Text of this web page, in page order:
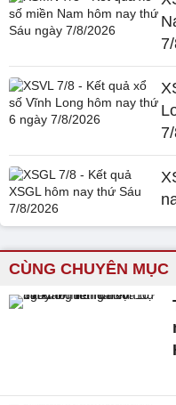
CÙNG CHUYÊN MỤC